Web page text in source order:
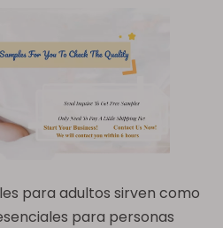
para adultos sirven como
para personas